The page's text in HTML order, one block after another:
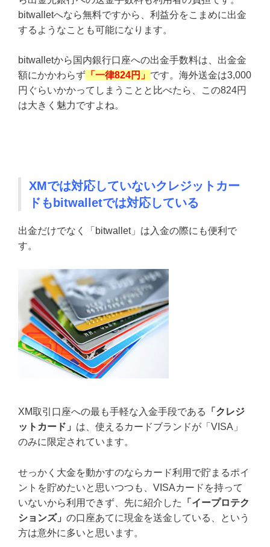
bitwalletへなら無料ですから、利益分をこまめに出金
するようなことも可能になります。
bitwalletから国内銀行口座への出金手数料は、出金金
額にかかわらず 「一律824円」 です。海外送金は3,000
円ぐらいかかってしまうことと比べたら、この824円
は大きく魅力ですよね。
XMでは対応していないクレジットカー
ドもbitwalletでは対応している
出金だけでなく「bitwallet」は入金の際にも便利で
す。
XM取引口座への最も手軽な入金手段である
「クレジ
ットカード」 は、使えるカードブランドが「VISA」
のみに限定されています。
せっかく大金を動かすのならカード利用で貯まるポイ
ントを貯めたいと思いつつも、VISAカードを持って
いないから利用できず、先に紹介した
「イープロテク
ションズ」 の口座あてに現金を送金している、という
方は意外に多いと思います。